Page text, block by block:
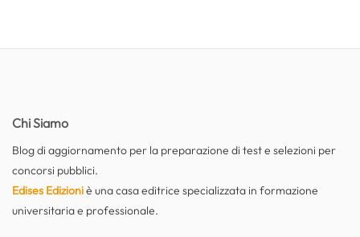
Chi Siamo
Blog di aggiornamento per la preparazione di test e selezioni per
concorsi pubblici.
Edises Edizioniè una casa editrice specializzata in formazione
universitaria e professionale.